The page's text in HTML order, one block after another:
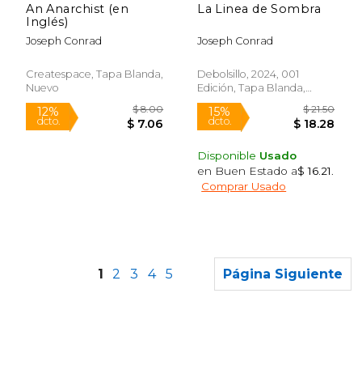
An Anarchist (en
Inglés)
Joseph Conrad
Createspace, Tapa Blanda,
Nuevo
La Linea de Sombra
Joseph Conrad
Debolsillo, 2024, 001
Edición, Tapa Blanda,
Nuevo
Disponible Usado
en Buen Estado a$ 16.21
Comprar Usado
1 2 3 4 5 Página Siguiente